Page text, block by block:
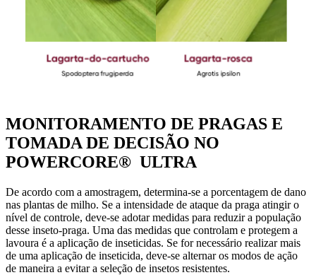
MONITORAMENTO DE PRAGAS E
TOMADA DE DECISÃO NO
POWERCORE® ULTRA
De acordo com a amostragem, determina-se a porcentagem de dano
nas plantas de milho. Se a intensidade de ataque da praga atingir o
nível de controle, deve-se adotar medidas para reduzir a população
desse inseto-praga. Uma das medidas que controlam e protegem a
lavoura é a aplicação de inseticidas. Se for necessário realizar mais
de uma aplicação de inseticida, deve-se alternar os modos de ação
de maneira a evitar a seleção de insetos resistentes.